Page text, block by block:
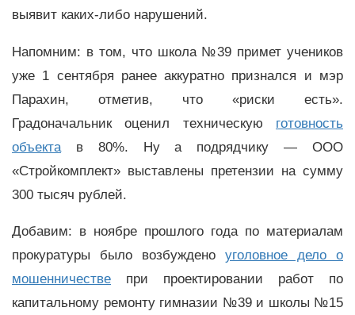
выявит каких-либо нарушений.
Напомним: в том, что школа №39 примет учеников
уже 1 сентября ранее аккуратно признался и мэр
Парахин, отметив, что «риски есть».
Градоначальник оценил техническую готовность
объекта в 80%. Ну а подрядчику—ООО
«Стройкомплект» выставлены претензии на сумму
300 тысяч рублей.
Добавим: в ноябре прошлого года по материалам
прокуратуры было возбуждено уголовное дело о
мошенничестве при проектировании работ по
капитальному ремонту гимназии №39 и школы №15